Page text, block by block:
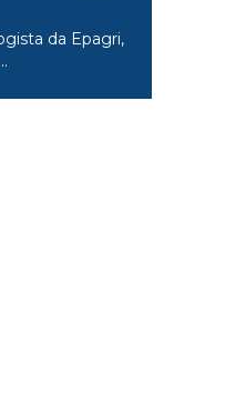
da Epagri,